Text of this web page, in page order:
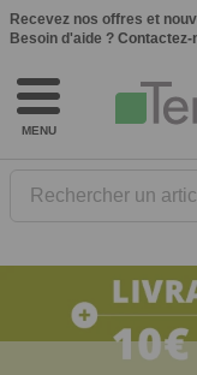
Recevez nos offres et
Besoin d'aide ? Contactez-
MENU
Rechercher un
10€ de réduction dès 40€ d'achat. Offre
valable du 03/08/